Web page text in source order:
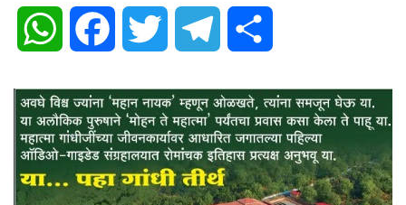
WhatsApp Facebook Twitter Telegram